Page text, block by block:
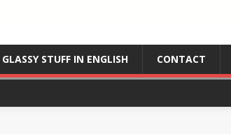
GLASSY STUFF IN ENGLISH CONTACT